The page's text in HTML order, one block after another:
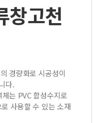
창고천
경량화로 시공성이
다.
는 PVC 합성수지로
사용할 수 있는 소재